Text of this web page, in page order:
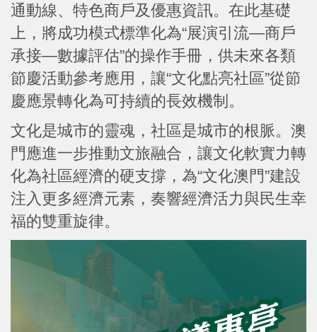
通動線、特色商戶及優惠資訊。在此基礎
上，將成功模式標準化為“展演引流—商戶
承接—數據評估”的操作手冊，供未來各類
節慶活動參考應用，讓“文化點亮社區”從節
慶應景轉化為可持續的長效機制。
文化是城市的靈魂，社區是城市的根脈。澳
門應進一步推動文旅融合，讓文化軟實力轉
化為社區經濟的硬支撐，為“文化澳門”建設
注入更多經濟元素，奏響經濟活力與民生幸
福的雙重旋律。